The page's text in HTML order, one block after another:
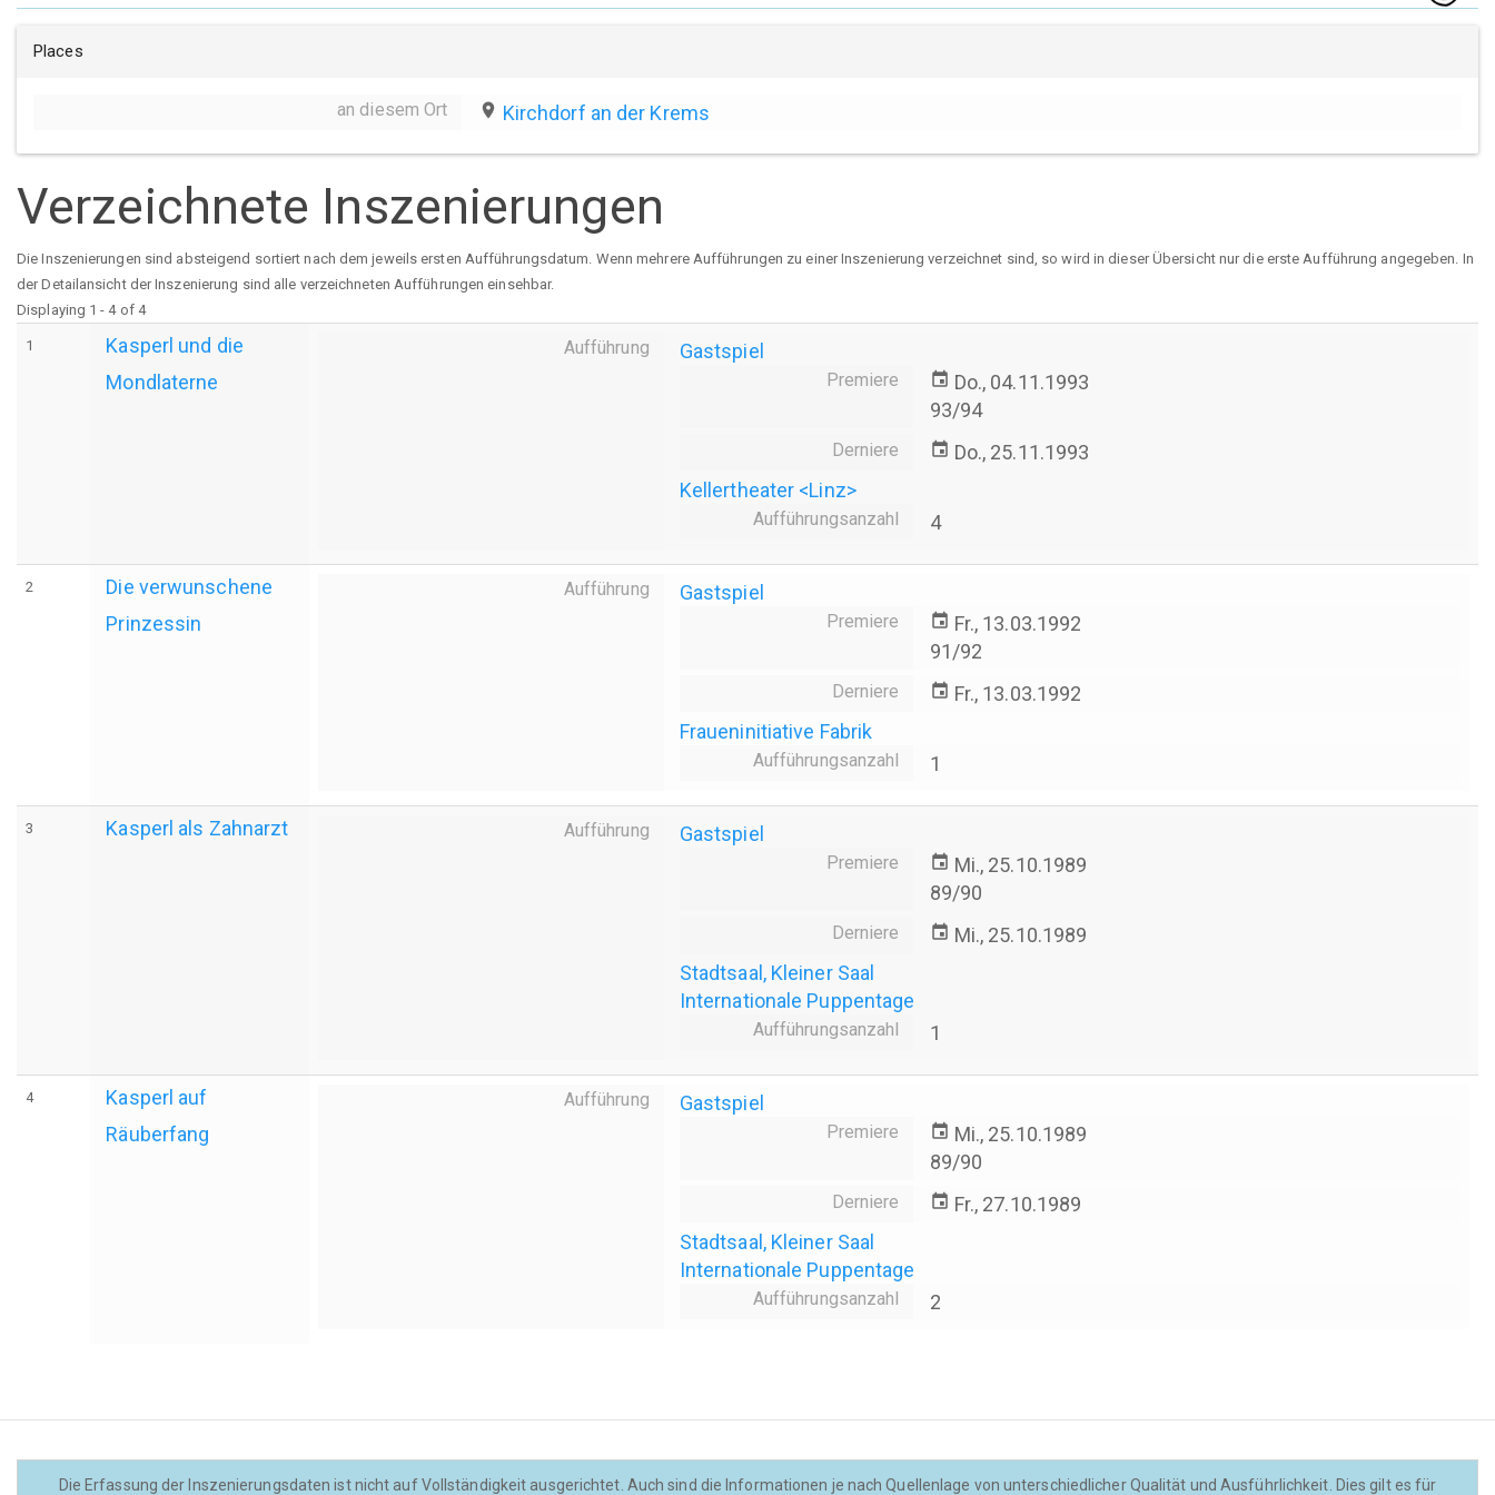
Places
an diesem Ort place Kirchdorf an der Krems
Verzeichnete Inszenierungen
Die Inszenierungen sind absteigend sortiert nach dem jeweils ersten Aufführungsdatum. Wenn mehrere Aufführungen zu einer Inszenierung verzeichnet sind, so wird in dieser Übersicht nur die erste Aufführung angegeben. In
der Detailansicht der Inszenierung sind alle verzeichneten Aufführungen einsehbar.
Displaying 1 - 4 of 4
1
Kasperl und die
Mondlaterne
Aufführung Gastspiel
Premiere event Do., 04.11.1993
93/94
Derniere event Do., 25.11.1993
Kellertheater <Linz>
Aufführungsanzahl 4
2
Die verwunschene
Prinzessin
Aufführung Gastspiel
Premiere event Fr., 13.03.1992
91/92
Derniere event Fr., 13.03.1992
Fraueninitiative Fabrik
Aufführungsanzahl 1
3 Kasperl als Zahnarzt Aufführung Gastspiel
Premiere event Mi., 25.10.1989
89/90
Derniere event Mi., 25.10.1989
Stadtsaal, Kleiner Saal
Internationale Puppentage
Aufführungsanzahl 1
4
Kasperl auf
Räuberfang
Aufführung Gastspiel
Premiere event Mi., 25.10.1989
89/90
Derniere event Fr., 27.10.1989
Stadtsaal, Kleiner Saal
Internationale Puppentage
Aufführungsanzahl 2
Die Erfassung der Inszenierungsdaten ist nicht auf Vollständigkeit ausgerichtet. Auch sind die Informationen je nach Quellenlage von unterschiedlicher Qualität und Ausführlichkeit. Dies gilt es für